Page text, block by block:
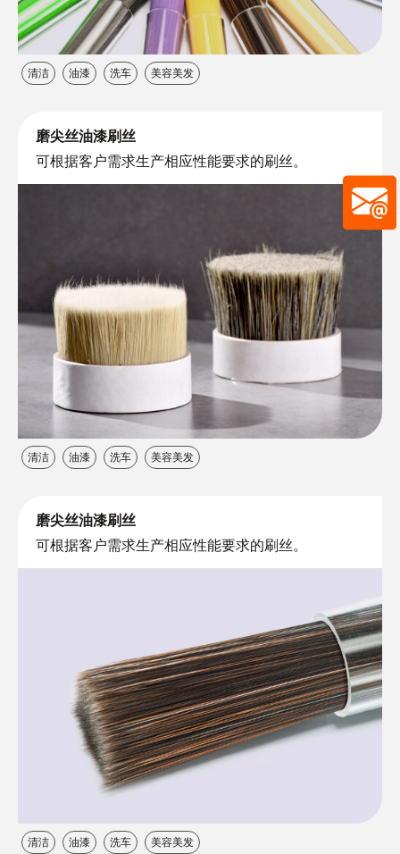
清洁 油漆 洗车 美容美发
磨尖丝油漆刷丝
可根据客户需求生产相应性能要求的刷丝。
清洁 油漆 洗车 美容美发
磨尖丝油漆刷丝
可根据客户需求生产相应性能要求的刷丝。
清洁 油漆 洗车 美容美发